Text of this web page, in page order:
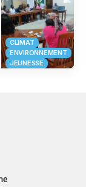
CLIMAT
ENVIRONNEMENT
JEUNESSE